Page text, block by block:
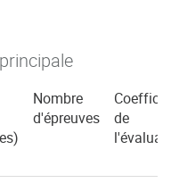
Nombre
d'épreuves
de